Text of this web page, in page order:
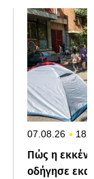
07.08.26
Πώς η
οδήγησε